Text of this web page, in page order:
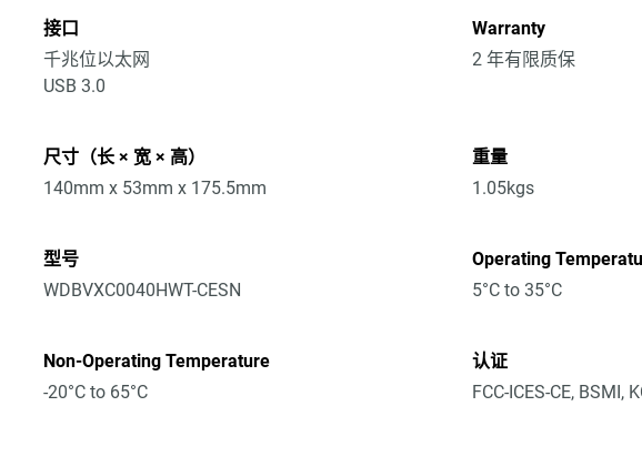
接口
千兆位以太网
USB 3.0
Warranty
2 年有限质保
尺寸（长 × 宽 × 高）
140mm x 53mm x 175.5mm
重量
1.05kgs
型号
WDBVXC0040HWT-CESN
Operating
5°C to 35°C
Non-Operating Temperature
-20°C to 65°C
认证
FCC-ICES-CE, BSMI,